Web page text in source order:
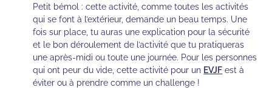
Petit bémol : cette activité, comme toutes les activités
qui se font à l’extérieur, demande un beau temps. Une
fois sur place, tu auras une explication pour la sécurité
et le bon déroulement de l’activité que tu pratiqueras
une après-midi ou toute une journée. Pour les personnes
qui ont peur du vide, cette activité pour un EVJF est à
éviter ou à prendre comme un challenge !